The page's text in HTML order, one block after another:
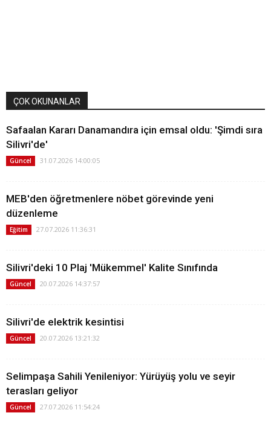
ÇOK OKUNANLAR
Safaalan Kararı Danamandıra için emsal oldu: 'Şimdi sıra
Silivri'de'
Güncel 31.07.2026 14:00:05
MEB'den öğretmenlere nöbet görevinde yeni
düzenleme
Eğitim 27.07.2026 11:36:31
Silivri'deki 10 Plaj 'Mükemmel' Kalite Sınıfında
Güncel 20.07.2026 14:37:57
Silivri'de elektrik kesintisi
Güncel 20.07.2026 13:21:32
Selimpaşa Sahili Yenileniyor: Yürüyüş yolu ve seyir
terasları geliyor
Güncel 27.07.2026 11:54:24